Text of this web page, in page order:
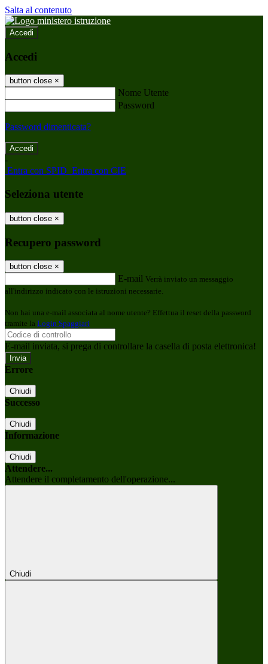
Salta al contenuto
Accedi
Accedi
button close ×
Nome Utente
Password
Password dimenticata?
-
Entra con SPID Entra con CIE
Seleziona utente
button close ×
Recupero password
button close ×
E-mail Verrà inviato un messaggio
all'indirizzo indicato con le istruzioni necessarie.
Non hai una e-mail associata al nome utente? Effettua il reset della password
tramite la Login Spaggiari
E-mail inviata, si prega di controllare la casella di posta elettronica!
Errore
Chiudi
Successo
Chiudi
Informazione
Chiudi
Attendere...
Attendere il completamento dell'operazione...
Chiudi